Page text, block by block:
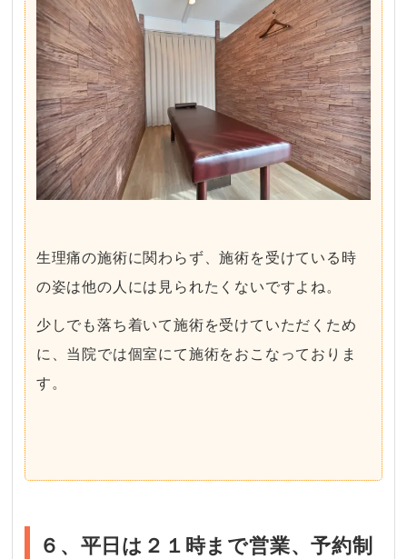
生理痛の施術に関わらず、施術を受けている時
の姿は他の人には見られたくないですよね。
少しでも落ち着いて施術を受けていただくため
に、当院では個室にて施術をおこなっておりま
す。
６、平日は２１時まで営業、予約制